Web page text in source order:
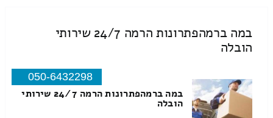
במה ברמהפתרונות הרמה 24/7 שירותי
הובלה
050-6432298
במה ברמהפתרונות הרמה 24/7 שירותי
הובלה